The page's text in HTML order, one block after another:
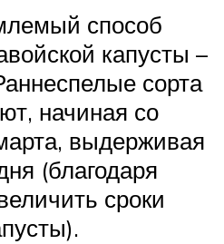
способ
капусты –
сорта
начиная со
выдерживая
(благодаря
сроки